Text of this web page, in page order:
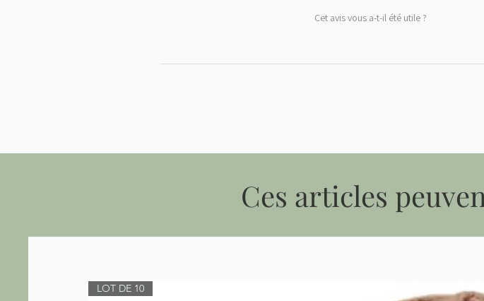
Cet avis vous a-t-il été utile ?
Ces articles
LOT DE 10